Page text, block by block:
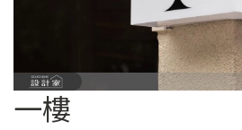
一樓